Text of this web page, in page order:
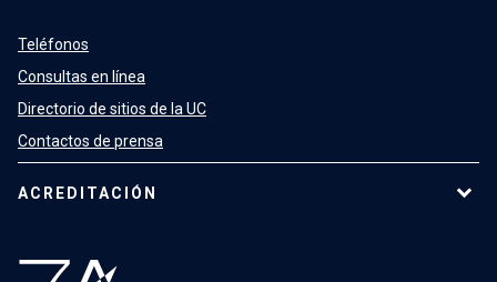
Teléfonos
Consultas en línea
Directorio de sitios de la UC
Contactos de prensa
ACREDITACIÓN